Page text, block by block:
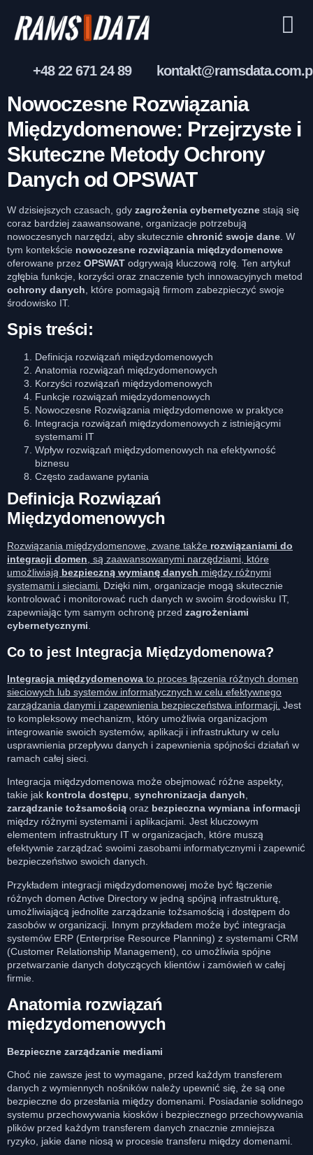
+48 22 671 24 89
Nowoczesne Rozwiązania
Międzydomenowe: Przejrzyste i
Skuteczne Metody Ochrony
Danych od OPSWAT
W dzisiejszych czasach, gdy zagrożenia cybernetyczne stają się
coraz bardziej zaawansowane, organizacje potrzebują
nowoczesnych narzędzi, aby skutecznie chronić swoje dane . W
tym kontekście nowoczesne rozwiązania międzydomenowe
oferowane przez OPSWAT odgrywają kluczową rolę. Ten artykuł
zgłębia funkcje, korzyści oraz znaczenie tych innowacyjnych metod
ochrony danych , które pomagają firmom zabezpieczyć swoje
środowisko IT.
Spis treści:
Definicja rozwiązań międzydomenowych
Anatomia rozwiązań międzydomenowych
Korzyści rozwiązań międzydomenowych
Funkcje rozwiązań międzydomenowych
Nowoczesne Rozwiązania międzydomenowe w praktyce
Integracja rozwiązań międzydomenowych z istniejącymi
systemami IT
Wpływ rozwiązań międzydomenowych na efektywność
biznesu
Często zadawane pytania
Definicja Rozwiązań
Międzydomenowych
Rozwiązania międzydomenowe, zwane także rozwiązaniami do
integracji domen, są zaawansowanymi narzędziami, które
umożliwiają bezpieczną wymianę danych między różnymi
systemami i sieciami. Dzięki nim, organizacje mogą skutecznie
kontrolować i monitorować ruch danych w swoim środowisku IT,
zapewniając tym samym ochronę przed zagrożeniami
cybernetycznymi.
Co to jest Integracja Międzydomenowa?
Integracja międzydomenowa to proces łączenia różnych domen
sieciowych lub systemów informatycznych w celu efektywnego
zarządzania danymi i zapewnienia bezpieczeństwa informacji. Jest
to kompleksowy mechanizm, który umożliwia organizacjom
integrowanie swoich systemów, aplikacji i infrastruktury w celu
usprawnienia przepływu danych i zapewnienia spójności działań w
ramach całej sieci.
Integracja międzydomenowa może obejmować różne aspekty,
takie jak kontrola dostępu synchronizacja danych
zarządzanie tożsamością oraz bezpieczna wymiana informacji
między różnymi systemami i aplikacjami. Jest kluczowym
elementem infrastruktury IT w organizacjach, które muszą
efektywnie zarządzać swoimi zasobami informatycznymi i zapewnić
bezpieczeństwo swoich danych.
Przykładem integracji międzydomenowej może być łączenie
różnych domen Active Directory w jedną spójną infrastrukturę,
umożliwiającą jednolite zarządzanie tożsamością i dostępem do
zasobów w organizacji. Innym przykładem może być integracja
systemów ERP (Enterprise Resource Planning) z systemami CRM
(Customer Relationship Management), co umożliwia spójne
przetwarzanie danych dotyczących klientów i zamówień w całej
firmie.
Anatomia rozwiązań
międzydomenowych
Bezpieczne zarządzanie mediami
Choć nie zawsze jest to wymagane, przed każdym transferem
danych z wymiennych nośników należy upewnić się, że są one
bezpieczne do przesłania między domenami. Posiadanie solidnego
systemu przechowywania kiosków i bezpiecznego przechowywania
plików przed każdym transferem danych znacznie zmniejsza
ryzyko, jakie dane niosą w procesie transferu między domenami.